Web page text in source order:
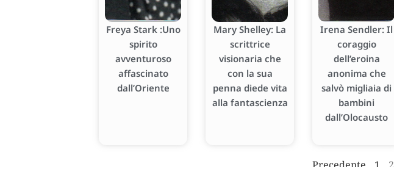
Freya Stark :Uno
spirito
avventuroso
affascinato
dall’Oriente
Mary Shelley: La
scrittrice
visionaria che
con la sua
penna diede vita
alla fantascienza
Irena Sendler: Il
coraggio
dell’eroina
anonima che
salvò migliaia di
bambini
dall’Olocausto
Precedente 1 2